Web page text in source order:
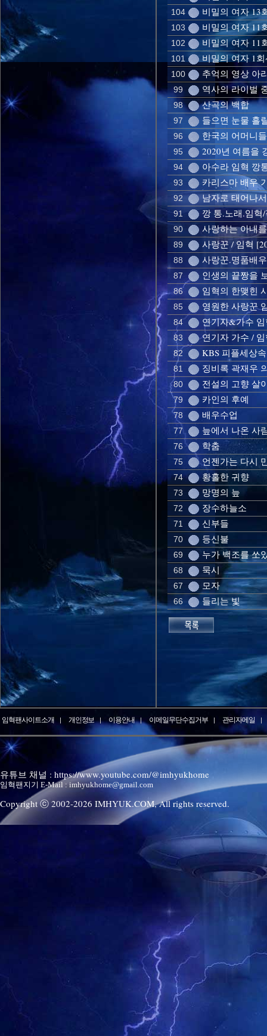
104 비밀의 여자 13
103 비밀의 여자 11
102 비밀의 여자 11
101 비밀의 여자 1회
100 추억의 영상 아
99 역사의 라이벌
98 산곡의 백합
97 들으면 눈물 흘
96 한국의 어머니
95 2020년 여름을
94 아수라 임혁 깡
93 카리스마 배우
92 남자로 태어나
91 깡 통.노래.임혁
90 사랑하는 아내
89 사랑꾼 / 임혁
88 사랑꾼.명품배
87 인생의 끝짱을
86 임혁의 한맺힌
85 영원한 사랑꾼
84 연기자&가수
83 연기자 가수 /
82 KBS 피플세상
81 징비록 곽재우
80 전설의 고향 살
79 카인의 후예
78 배우수업
77 늪에서 나온 사
76 학춤
75 언젠가는 다시
74 황홀한 귀향
73 망명의 늪
72 장수하늘소
71 신부들
70 등신불
69 누가 백조를 쏘
68 묵시
67 모자
66 들리는 빛
임혁팬사이트소개 개인정보 이용안내 이메일무단수집거부 관리자메일
유튜브 채널 : https://www.youtube.com/@imhyukhome
임혁팬지기 E-Mail : imhyukhome@gmail.com
Copyright ⓒ 2002-2026 IMHYUK.COM,All rights reserved.